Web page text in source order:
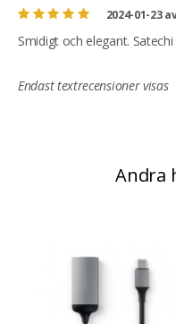
2024-01-23
Smidigt och elegant.
Endast textrecensioner visas
Andra